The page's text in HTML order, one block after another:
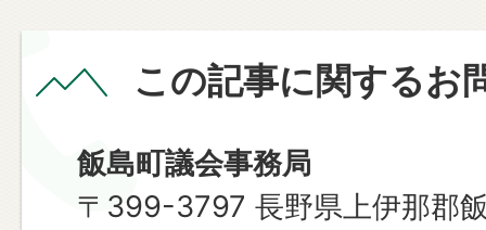
この記事に関するお
飯島町議会事務局
〒399-3797 長野県上伊那郡